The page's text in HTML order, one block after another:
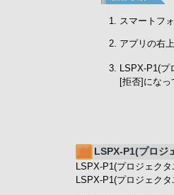
スマートフ
アプリの右
LSPX-P1(
[拒否]になっ
LSPX-P1(プロジ
LSPX-P1(プロジェク
LSPX-P1(プロジェク